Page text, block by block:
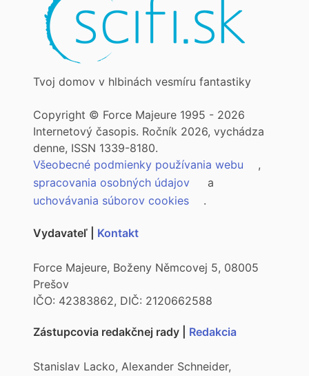
Tvoj domov v hlbinách vesmíru fantastiky
Copyright © Force Majeure 1995 - 2026
Internetový časopis. Ročník 2026, vychádza
denne, ISSN 1339-8180.
Všeobecné podmienky používania webu
,
spracovania osobných údajov
a
uchovávania súborov cookies
.
Vydavateľ | Kontakt
Force Majeure, Boženy Němcovej 5, 08005
Prešov
IČO: 42383862, DIČ: 2120662588
Zástupcovia redakčnej rady | Redakcia
Stanislav Lacko, Alexander Schneider,